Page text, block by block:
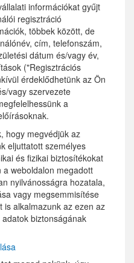
információkat gyűjt
regisztráció
többek között, de
cím, telefonszám,
dátum és/vagy év,
("Regisztrációs
érdeklődhetünk az Ön
vagy szervezete
a
hogy megvédjük az
eljuttatott személyes
és fizikai biztosítékokat
weboldalon megadott
nyilvánosságra hozatala,
vagy megsemmisítése
is alkalmazunk az ezen az
biztonságának